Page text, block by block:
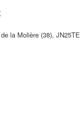
la Molière (38), JN25TE